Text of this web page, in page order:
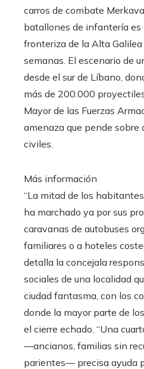
carros de combate
batallones de infantería
fronteriza de la Alta
semanas. El escenario de
desde el sur de Líbano,
más de 200.000
Mayor de las Fuerzas
amenaza que pende sobre
civiles.
Más información
“La mitad de los
ha marchado ya por sus
caravanas de autobuses
familiares o a hoteles
detalla la concejala
sociales de una localidad
ciudad fantasma, con los
donde la mayor parte de
el cierre echado. “Una
—ancianos, familias sin
parientes— precisa ayuda